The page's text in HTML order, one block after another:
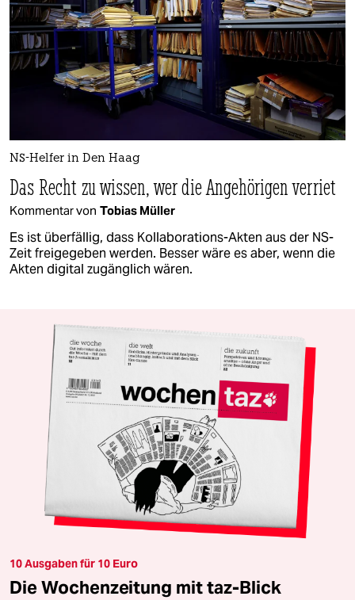
NS-Helfer in Den Haag
Das Recht zu wissen, wer die Angehörigen verriet
Kommentar von Tobias Müller
Es ist überfällig, dass Kollaborations-Akten aus der NS-
Zeit freigegeben werden. Besser wäre es aber, wenn die
Akten digital zugänglich wären.
10 Ausgaben für 10 Euro
Die Wochenzeitung mit taz-Blick